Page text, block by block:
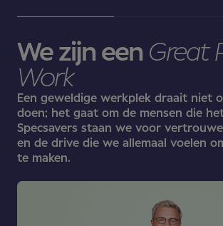
We zijn een Great
Work
Een geweldige werkplek draait niet
doen; het gaat om de mensen die
Specsavers staan we voor
en de drive die we allemaal voelen
te maken.